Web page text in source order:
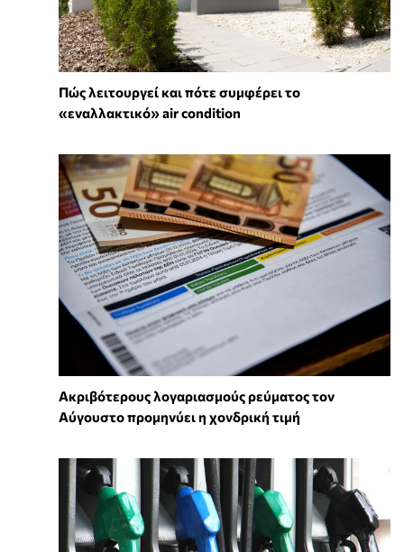
Πώς λειτουργεί και πότε συμφέρει το
«εναλλακτικό» air condition
Ακριβότερους λογαριασμούς ρεύματος τον
Αύγουστο προμηνύει η χονδρική τιμή